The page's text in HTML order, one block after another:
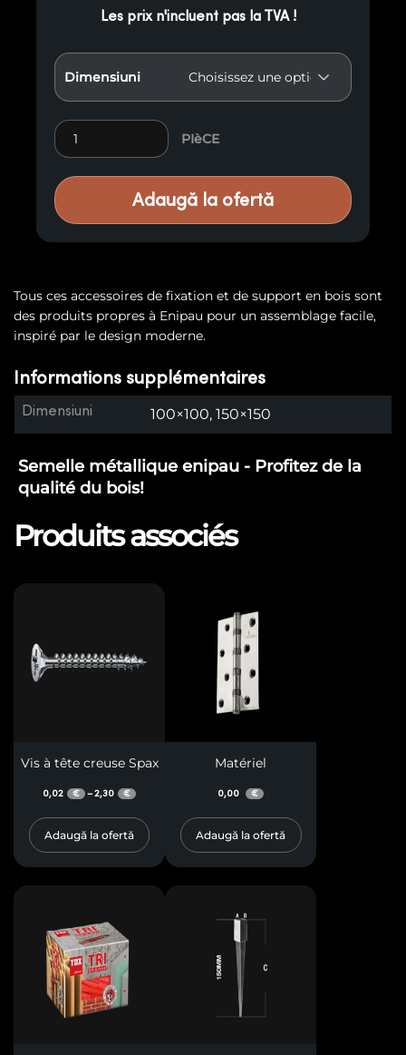
Les prix n'incluent pas la TVA !
Dimensiuni
Semelle métallique enipau quantity
PIèCE
Adaugă la ofertă
Tous ces accessoires de fixation et de support en bois sont
des produits propres à Enipau pour un assemblage facile,
inspiré par le design moderne.
Informations supplémentaires
Dimensiuni 100×100, 150×150
Semelle métallique enipau - Profitez de la
qualité du bois!
Produits associés
Vis à tête creuse Spax
0,02 € –2,30 €
Adaugă la ofertă
Matériel
0,00 €
Adaugă la ofertă